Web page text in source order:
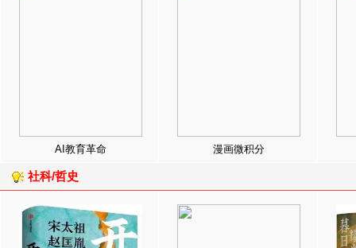
AI教育革命 漫画微积分
社科/哲史